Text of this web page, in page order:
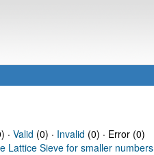
· Valid (0) · Invalid (0) · Error (0)
Lattice Sieve for smaller numbers